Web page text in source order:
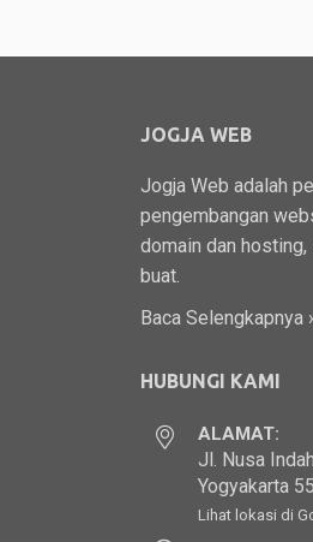
JOGJA WEB
Jogja Web adalah
pengembangan
domain dan
buat.
Baca Selengkapnya ›
HUBUNGI KAMI
ALAMAT:
Jl. Nusa
Yogyakarta
Lihat lokasi di